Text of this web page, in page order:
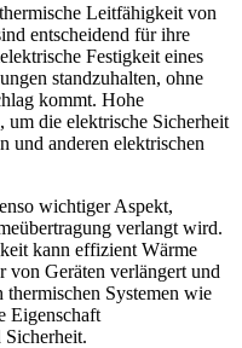
Leitfähigkeit von
entscheidend für ihre
Festigkeit eines
standzuhalten, ohne
kommt. Hohe
um die elektrische Sicherheit
und anderen elektrischen
wichtiger Aspekt,
verlangt wird.
kann effizient Wärme
von Geräten verlängert und
Systemen wie
Eigenschaft